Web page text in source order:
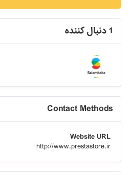
1 دنبال کننده
Contact Methods
Website URL
http://www.prestastore.ir